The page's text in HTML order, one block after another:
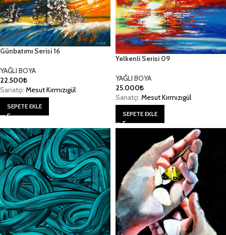
Günbatımı Serisi 16
YAĞLI BOYA
22.500₺
Sanatçı: Mesut Kırmızıgül
SEPETE EKLE
Yelkenli Serisi 09
YAĞLI BOYA
25.000₺
Sanatçı: Mesut Kırmızıgül
SEPETE EKLE